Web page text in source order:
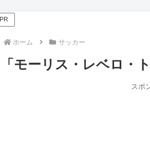
PR
ホーム サッカー
「モーリス・レベロ・
スポ